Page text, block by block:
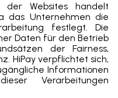
Websites handelt
das Unternehmen die
festlegt. Die
Daten für den Betrieb
der Fairness,
HiPay verpflichtet sich,
Informationen
Verarbeitungen